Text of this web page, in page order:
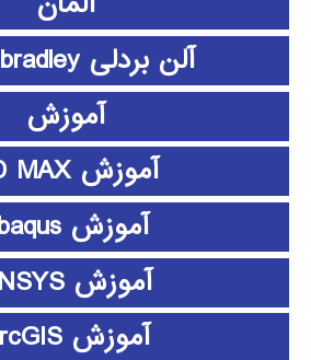
آلن بردلی Allen bradley
آموزش
آموزش 3D MAX
آموزش abaqus
آموزش ANSYS
آموزش ArcGIS